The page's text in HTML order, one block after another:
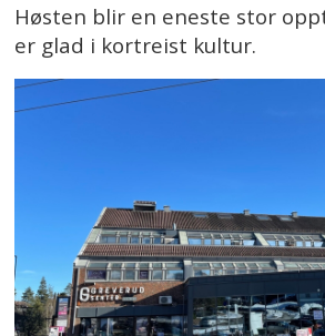
Høsten blir en eneste stor
er glad i kortreist kultur.